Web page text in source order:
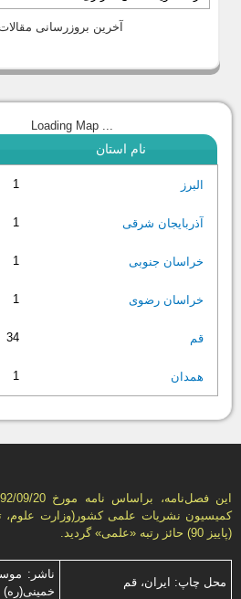
آخرین بروزرسانی مقالات: 1405/
Loading Map ...
نام استان
البرز 1
آذربایجان شرقی 1
خراسان جنوبی 1
خراسان رضوی 1
قم 34
همدان 1
(پاییز 90) حائز رتبه «علمی» گردید.
محل چاپ: ایران، قم
ناشر:
خمینی(ره)